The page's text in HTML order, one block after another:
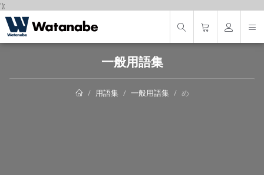
');
一般用語集
用語集 一般用語集 め